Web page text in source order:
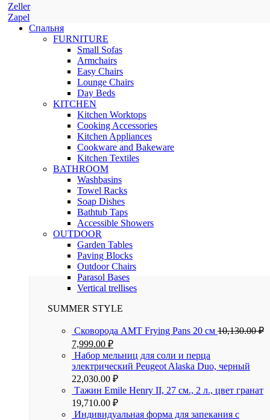
Zeller
Zapel
Спальня
FURNITURE
Small Sofas
Armchairs
Easy Chairs
Lounge Chairs
Day Beds
KITCHEN
Kitchen Worktops
Cooking Accessories
Kitchen Appliances
Cookware and Bakeware
Kitchen Textiles
BATHROOM
Washbasins
Towel Racks
Soap Dishes
Bathtub Taps
Accessible Showers
OUTDOOR
Garden Tables
Paving Blocks
Outdoor Chairs
Parasol Bases
Vertical trellises
SUMMER STYLE
Сковорода AMT Frying Pans 20 см 10,130.00₽
7,999.00 ₽
Набор мельниц для соли и перца
электрический Peugeot Alaska Duo, черный
22,030.00 ₽
Тажин Emile Henry II, 27 см., 2 л., цвет гранат
19,710.00 ₽
Индивидуальная форма для запекания с